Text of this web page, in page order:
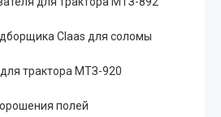
Claas для соломы
трактора МТЗ-920
полей